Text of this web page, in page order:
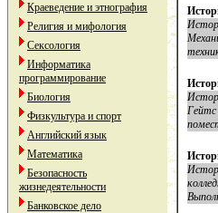
Краеведение и этнография
Религия и мифология
Сексология
Информатика
программирование
Биология
Физкультура и спорт
Английский язык
Математика
Безопасность
жизнедеятельности
Банковское дело
Гейтс